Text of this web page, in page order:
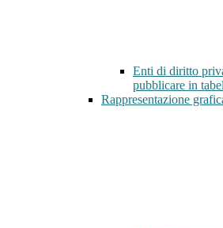
Enti di diritto
pubblicare in
Rappresentazione